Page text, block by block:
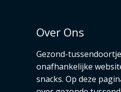
Over Ons
Gezond-
onafhankelijke
snacks. Op deze